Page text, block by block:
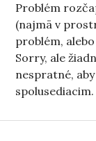
Problém
(najmä v
problém,
Sorry, ale
nespratné,
spolusediacim.